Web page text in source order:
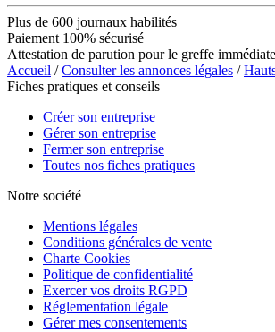
Plus de 600 journaux habilités
Paiement 100% sécurisé
Attestation de parution pour le greffe
Accueil /Consulter les annonces légales /
Fiches pratiques et conseils
Créer son entreprise
Gérer son entreprise
Fermer son entreprise
Toutes nos fiches pratiques
Notre société
Mentions légales
Conditions générales de vente
Charte Cookies
Politique de confidentialité
Exercer vos droits RGPD
Réglementation légale
Gérer mes consentements